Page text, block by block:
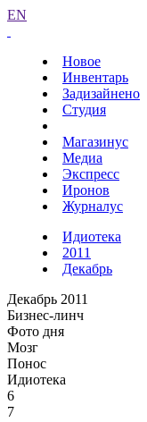
EN
Новое
Инвентарь
Задизайнено
Студия
Магазинус
Медиа
Экспресс
Иронов
Журналус
Идиотека
2011
Декабрь
Декабрь 2011
Бизнес-линч
Фото дня
Мозг
Понос
Идиотека
6
7